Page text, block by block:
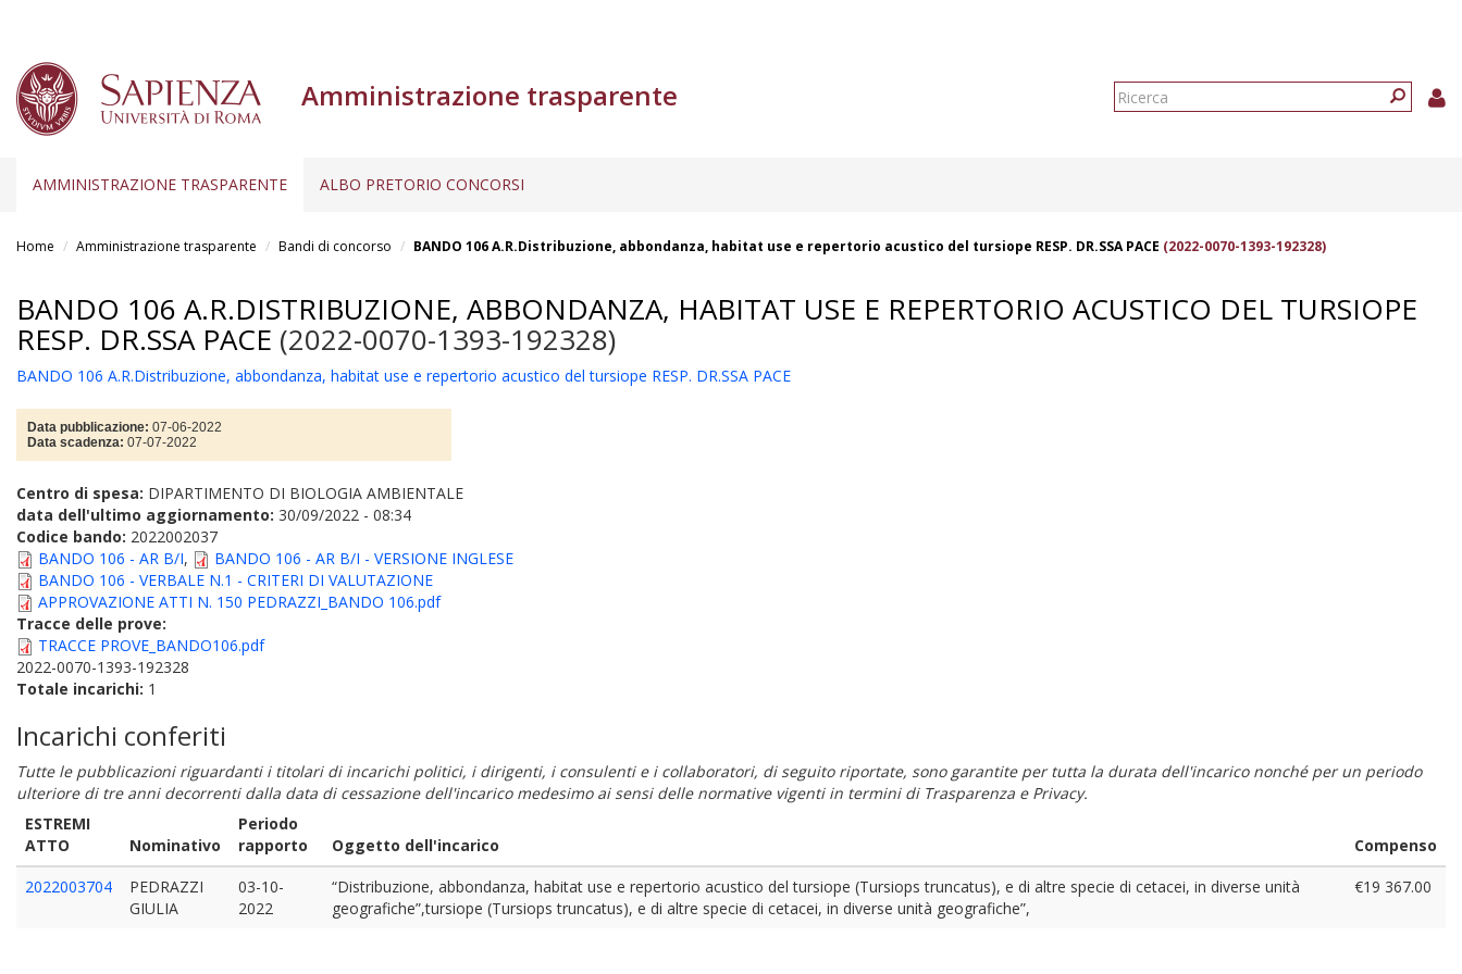
Amministrazione trasparente
Form
AMMINISTRAZIONE TRASPARENTE ALBO PRETORIO CONCORSI
Home Amministrazione trasparente Bandi di concorso BANDO 106 A.R.Distribuzione, abbondanza, habitat use e repertorio acustico del tursiope RESP. DR.SSA PACE (2022-0070-1393-192328)
BANDO 106 A.R.DISTRIBUZIONE, ABBONDANZA, HABITAT USE E REPERTORIO ACUSTICO DEL TURSIOPE
RESP. DR.SSA PACE (2022-0070-1393-192328)
BANDO 106 A.R.Distribuzione, abbondanza, habitat use e repertorio acustico del tursiope RESP. DR.SSA PACE
Data pubblicazione: 07-06-2022
Data scadenza: 07-07-2022
Centro di spesa: DIPARTIMENTO DI BIOLOGIA AMBIENTALE
data dell'ultimo aggiornamento: 30/09/2022 - 08:34
Codice bando: 2022002037
BANDO 106 - AR B/I,
BANDO 106 - AR B/I - VERSIONE INGLESE
BANDO 106 - VERBALE N.1 - CRITERI DI VALUTAZIONE
APPROVAZIONE ATTI N. 150 PEDRAZZI_BANDO 106.pdf
Tracce delle prove:
TRACCE PROVE_BANDO106.pdf
2022-0070-1393-192328
Totale incarichi: 1
Incarichi conferiti
Tutte le pubblicazioni riguardanti i titolari di incarichi politici, i dirigenti, i consulenti e i collaboratori, di seguito riportate, sono garantite per tutta la durata dell'incarico nonché per un periodo
ulteriore di tre anni decorrenti dalla data di cessazione dell'incarico medesimo ai sensi delle normative vigenti in termini di Trasparenza e Privacy.
ESTREMI
ATTO
Nominativo
Periodo
rapporto
Oggetto dell'incarico
Compenso
2022003704
PEDRAZZI
GIULIA
03-10-
2022
“Distribuzione, abbondanza, habitat use e repertorio acustico del tursiope (Tursiops truncatus), e di altre specie di cetacei, in diverse unità
geografiche”,tursiope (Tursiops truncatus), e di altre specie di cetacei, in diverse unità geografiche”,
€19 367.00